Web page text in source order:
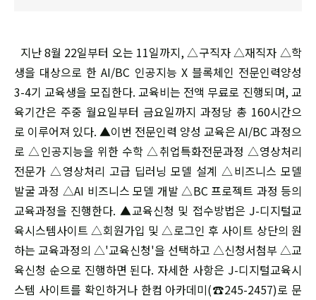
지난 8월 22일부터 오는 11일까지, △구직자 △재직자 △학
생을 대상으로 한 AI/BC 인공지능 X 블록체인 전문인력양성
3-4기 교육생을 모집한다. 교육비는 전액 무료로 진행되며, 교
육기간은 주중 월요일부터 금요일까지 과정당 총 160시간으
로 이루어져 있다. ▲이번 전문인력 양성 교육은 AI/BC 과정으
로 △인공지능을 위한 수학 △취업특화전문과정 △영상처리
전문가 △영상처리 고급 딥러닝 모델 설계 △비즈니스 모델
발굴 과정 △AI 비즈니스 모델 개발 △BC 프로젝트 과정 등의
교육과정을 진행한다. ▲교육신청 및 접수방법은 J-디지털교
육시스템사이트 △회원가입 및 △로그인 후 사이트 상단의 원
하는 교육과정의 △'교육신청'을 선택하고 △신청서첨부 △교
육신청 순으로 진행하면 된다. 자세한 사항은 J-디지털교육시
스템 사이트를 확인하거나 한컴 아카데미(☎245-2457)로 문